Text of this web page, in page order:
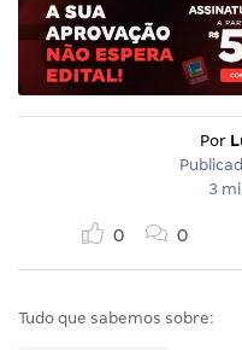
Por
3
0 0
Tudo que sabemos sobre: